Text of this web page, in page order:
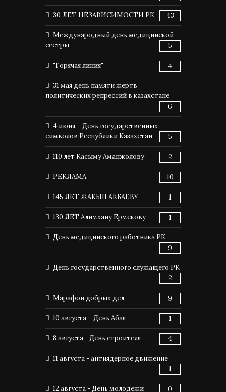
30 ЛЕТ НЕЗАВИСИМОСТИ РК 43
Международный день медицинской
сестры
5
"Горячая линия" 4
31 мая день памяти жертв
политических репрессий в казахстане
6
4 июня – День государственных
символов Республики Казахстан
5
110 лет Касыму Аманжолову 2
РЕКЛАМА 10
145 ЛЕТ ЖАКЫП АКБАЕВУ 1
130 ЛЕТ Алимхану Ермекову 1
День медицинского работника РК
9
День государственного служащего РК
2
Марафон добрых дел 9
10 августа – День Абая 1
8 августа - День строителя 4
11 августа - антиядерное движение
1
12 августа - День молодежи 0